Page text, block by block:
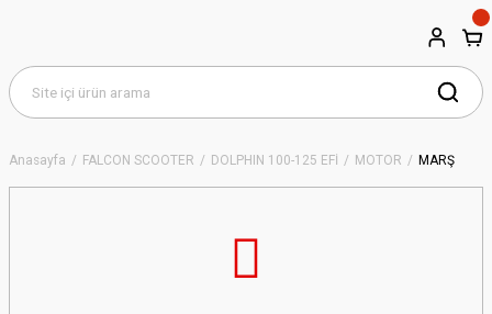
Anasayfa FALCON SCOOTER DOLPHIN 100-125 EFİ MOTOR MARŞ